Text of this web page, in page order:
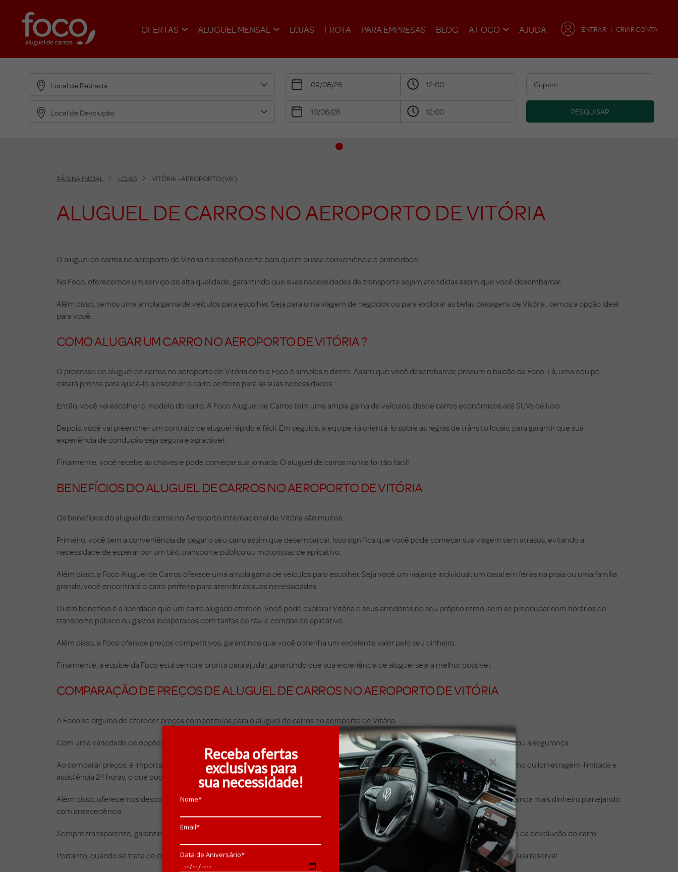
Receba ofertas
exclusivas para
sua necessidade!
Nome*
Email*
Data de Aniversário*
OFERTAS ALUGUEL MENSAL LOJAS FROTA PARA EMPRESAS BLOG A FOCO AJUDA ENTRAR CRIAR CONTA
Local de Retirada
Local de Devolução PESQUISAR
PÁGINA INICIAL LOJAS VITÓRIA - AEROPORTO (VIX)
ALUGUEL DE CARROS NO AEROPORTO DE VITÓRIA
O aluguel de carros no aeroporto de Vitória é a escolha certa para quem busca conveniência e praticidade.
Na Foco, oferecemos um serviço de alta qualidade, garantindo que suas necessidades de transporte sejam atendidas assim que você desembarcar.
Além disso, temos uma ampla gama de veículos para escolher. Seja para uma viagem de negócios ou para explorar as belas paisagens de Vitória , temos a opção ideal
para você.
COMO ALUGAR UM CARRO NO AEROPORTO DE VITÓRIA ?
O processo de aluguel de carros no aeroporto de Vitória com a Foco é simples e direto. Assim que você desembarcar, procure o balcão da Foco. Lá, uma equipe
estará pronta para ajudá-lo a escolher o carro perfeito para as suas necessidades.
Então, você vai escolher o modelo do carro. A Foco Aluguel de Carros tem uma ampla gama de veículos, desde carros econômicos até SUVs de luxo.
Depois, você vai preencher um contrato de aluguel rápido e fácil. Em seguida, a equipe irá orientá-lo sobre as regras de trânsito locais, para garantir que sua
experiência de condução seja segura e agradável.
Finalmente, você recebe as chaves e pode começar sua jornada. O aluguel de carros nunca foi tão fácil!
BENEFÍCIOS DO ALUGUEL DE CARROS NO AEROPORTO DE VITÓRIA
Os benefícios do aluguel de carros no Aeroporto Internacional de Vitória são muitos.
Primeiro, você tem a conveniência de pegar o seu carro assim que desembarcar. Isso significa que você pode começar sua viagem sem atrasos, evitando a
necessidade de esperar por um táxi, transporte público ou motoristas de aplicativo.
Além disso, a Foco Aluguel de Carros oferece uma ampla gama de veículos para escolher. Seja você um viajante individual, um casal em férias na praia ou uma família
grande, você encontrará o carro perfeito para atender às suas necessidades.
Outro benefício é a liberdade que um carro alugado oferece. Você pode explorar Vitória e seus arredores no seu próprio ritmo, sem se preocupar com horários de
transporte público ou gastos inesperados com tarifas de táxi e corridas de aplicativo.
Além disso, a Foco oferece preços competitivos, garantindo que você obtenha um excelente valor pelo seu dinheiro.
Finalmente, a equipe da Foco está sempre pronta para ajudar, garantindo que sua experiência de aluguel seja a melhor possível.
COMPARAÇÃO DE PREÇOS DE ALUGUEL DE CARROS NO AEROPORTO DE VITÓRIA
A Foco se orgulha de oferecer preços competitivos para o aluguel de carros no aeroporto de Vitória .
Com uma variedade de opções de carros, você pode encontrar algo que se encaixe no seu orçamento, sem deixar de lado a qualidade ou a segurança.
Ao comparar preços, é importante considerar o que está incluído na taxa de aluguel. A Foco oferece uma série de inclusões padrão, como quilometragem ilimitada e
assistência 24 horas, o que pode representar uma economia significativa.
Além disso, oferecemos descontos para reservas antecipadas e para aluguel de longo prazo. Isso significa que você pode economizar ainda mais dinheiro planejando
com antecedência.
Sempre transparente, garantimos que você entenda exatamente o que está pagando. Não há taxas ocultas ou surpresas no momento da devolução do carro.
Portanto, quando se trata de custo-benefício, a Foco é uma escolha excelente para suas necessidades de transporte em Vitória . Faça sua reserva!